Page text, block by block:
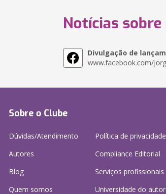
Notícias
Divulgação de
www.facebook.com/
Sobre o Clube
Dúvidas/Atendimento
Autores
Blog
Quem somos
Política de privacidade
Compliance Editorial
Serviços profissionais
Universidade do autor